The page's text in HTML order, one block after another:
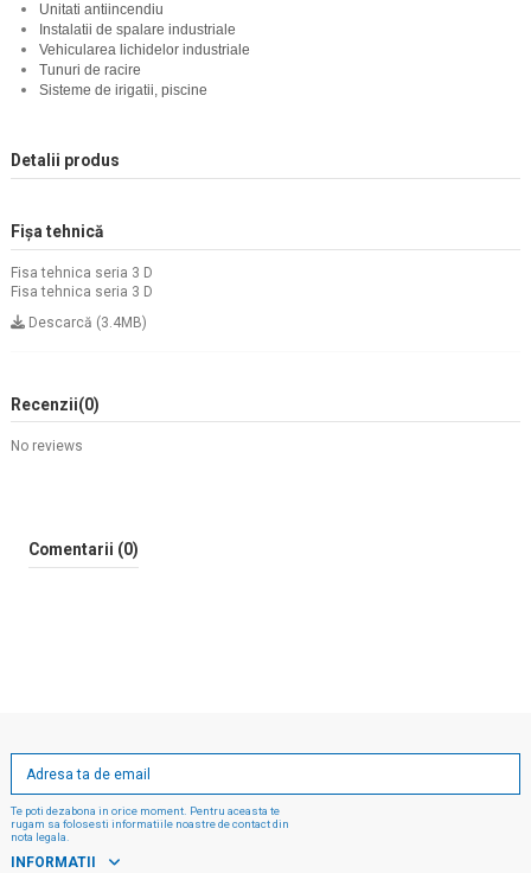
Unitati antiincendiu
Instalatii de spalare industriale
Vehicularea lichidelor industriale
Tunuri de racire
Sisteme de irigatii, piscine
Detalii produs
Fișa tehnică
Fisa tehnica seria 3 D
Fisa tehnica seria 3 D
Descarcă (3.4MB)
Recenzii(0)
No reviews
Comentarii (0)
Te poti dezabona in orice moment. Pentru aceasta te
rugam sa folosesti informatiile noastre de contact din
nota legala.
INFORMATII